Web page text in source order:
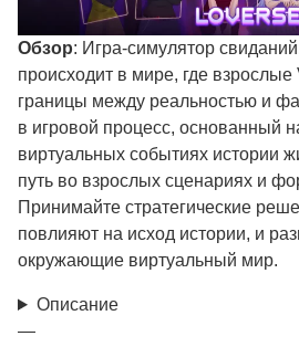
Обзор: Игра-симулятор
происходит в мире, где
границы между реальностью и
в игровой процесс, основанный
виртуальных событиях истории
путь во взрослых сценариях и
Принимайте стратегические
повлияют на исход истории, и
окружающие виртуальный мир.
Описание
—